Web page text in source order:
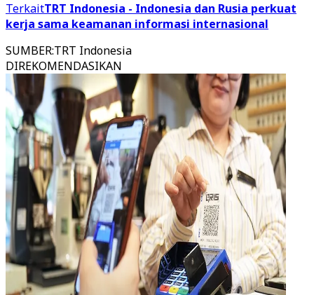
TerkaitTRT Indonesia - Indonesia dan Rusia perkuat
kerja sama keamanan informasi internasional
SUMBER:TRT Indonesia
DIREKOMENDASIKAN